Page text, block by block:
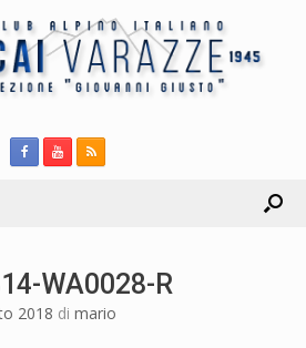
WA0028-R
2018 di mario